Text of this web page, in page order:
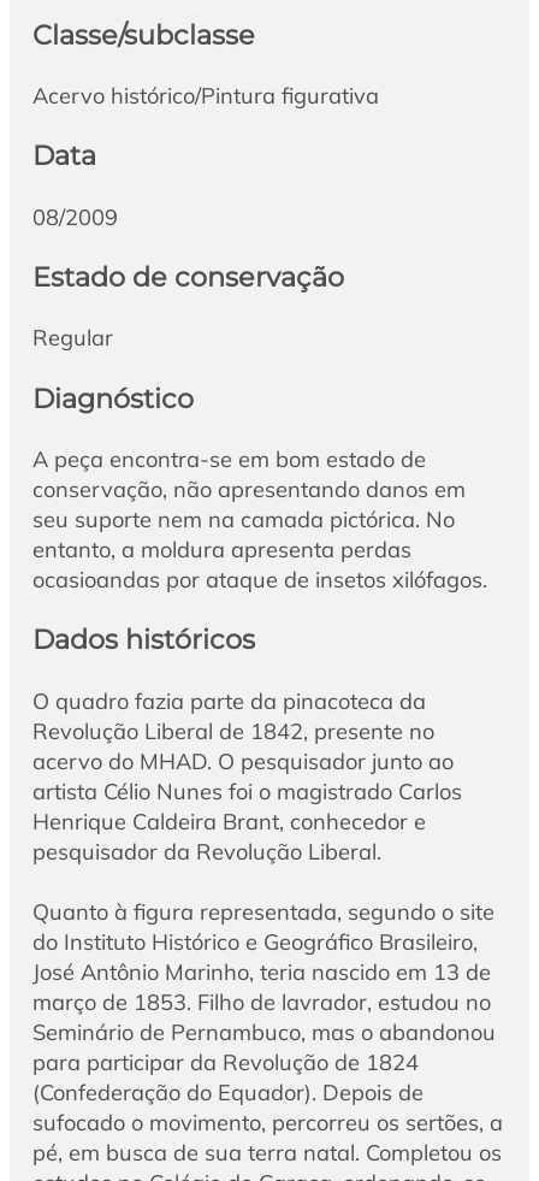
Classe/subclasse
Acervo histórico/Pintura figurativa
Data
08/2009
Estado de conservação
Regular
Diagnóstico
A peça encontra-se em bom estado de
conservação, não apresentando danos em
seu suporte nem na camada pictórica. No
entanto, a moldura apresenta perdas
ocasioandas por ataque de insetos xilófagos.
Dados históricos
O quadro fazia parte da pinacoteca da
Revolução Liberal de 1842, presente no
acervo do MHAD. O pesquisador junto ao
artista Célio Nunes foi o magistrado Carlos
Henrique Caldeira Brant, conhecedor e
pesquisador da Revolução Liberal.
Quanto à figura representada, segundo o site
do Instituto Histórico e Geográfico Brasileiro,
José Antônio Marinho, teria nascido em 13 de
março de 1853. Filho de lavrador, estudou no
Seminário de Pernambuco, mas o abandonou
para participar da Revolução de 1824
(Confederação do Equador). Depois de
sufocado o movimento, percorreu os sertões, a
pé, em busca de sua terra natal. Completou os